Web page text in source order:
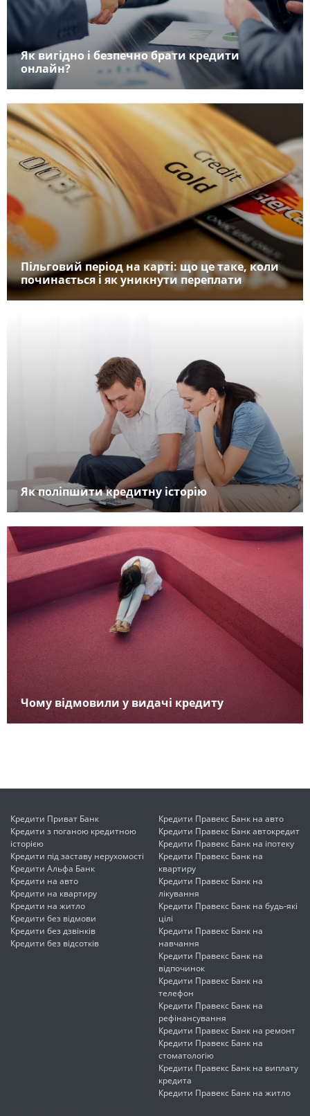
Як вигідно і безпечно брати кредити
онлайн?
Пільговий період на карті: що це таке, коли
починається і як уникнути переплати
Як поліпшити кредитну історію
Чому відмовили у видачі кредиту
Кредити Приват Банк
Кредити з поганою кредитною
історією
Кредити під заставу нерухомості
Кредити Альфа Банк
Кредити на авто
Кредити на квартиру
Кредити на житло
Кредити без відмови
Кредити без дзвінків
Кредити без відсотків
Кредити Правекс Банк на авто
Кредити Правекс Банк автокредит
Кредити Правекс Банк на іпотеку
Кредити Правекс Банк на
квартиру
Кредити Правекс Банк на
лікування
Кредити Правекс Банк на будь-які
цілі
Кредити Правекс Банк на
навчання
Кредити Правекс Банк на
відпочинок
Кредити Правекс Банк на
телефон
Кредити Правекс Банк на
рефінансування
Кредити Правекс Банк на ремонт
Кредити Правекс Банк на
стоматологію
Кредити Правекс Банк на виплату
кредита
Кредити Правекс Банк на житло